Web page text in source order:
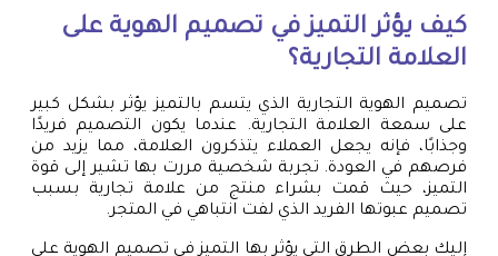
كيف يؤثر التميز في تصميم الهوية على
العلامة التجارية؟
تصميم الهوية التجارية الذي يتسم بالتميز يؤثر بشكل كبير
على سمعة العلامة التجارية. عندما يكون التصميم فريدًا
وجذابًا، فإنه يجعل العملاء يتذكرون العلامة، مما يزيد من
فرصهم في العودة. تجربة شخصية مررت بها تشير إلى قوة
التميز، حيث قمت بشراء منتج من علامة تجارية بسبب
تصميم عبوتها الفريد الذي لفت انتباهي في المتجر.
إليك بعض الطرق التي يؤثر بها التميز في تصميم الهوية على